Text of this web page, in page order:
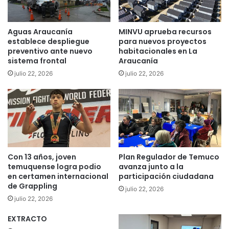
g
u
0
0
%
u
t
o
m
t
i
z
a
d
a
e
s
o
“
T
u
i
m
g
e
n
n
e
s
t
r
o
s
l
Aguas Araucanía
establece despliegue
preventivo ante nuevo
sistema frontal
julio 22, 2026
MINVU aprueba recursos
para nuevos proyectos
habitacionales en La
Araucanía
julio 22, 2026
Con 13 años, joven
temuquense logra podio
en certamen internacional
de Grappling
julio 22, 2026
Plan Regulador de Temuco
avanza junto a la
participación ciudadana
julio 22, 2026
EXTRACTO